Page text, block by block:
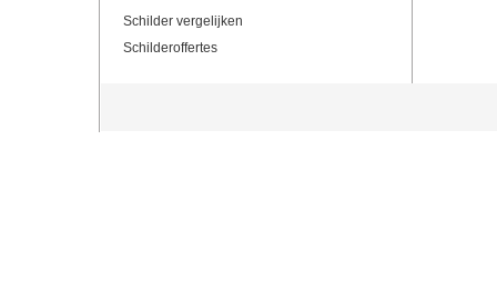
Schilder vergelijken
Schilderoffertes